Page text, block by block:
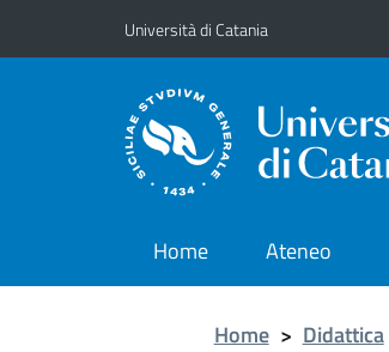
Vai al contenuto principale
Vai al menu di navigazione
Università di Catania
Home Ateneo
Home > Didattica